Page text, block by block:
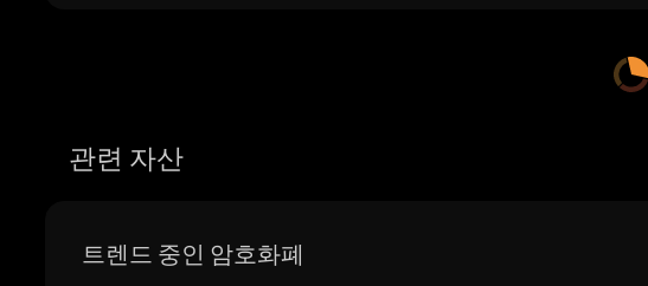
관련 자산
트렌드 중인 암호화폐